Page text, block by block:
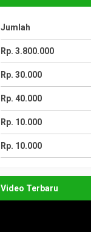
Jumlah
Rp. 3.800.000
Rp. 30.000
Rp. 40.000
Rp. 10.000
Rp. 10.000
Video Terbaru